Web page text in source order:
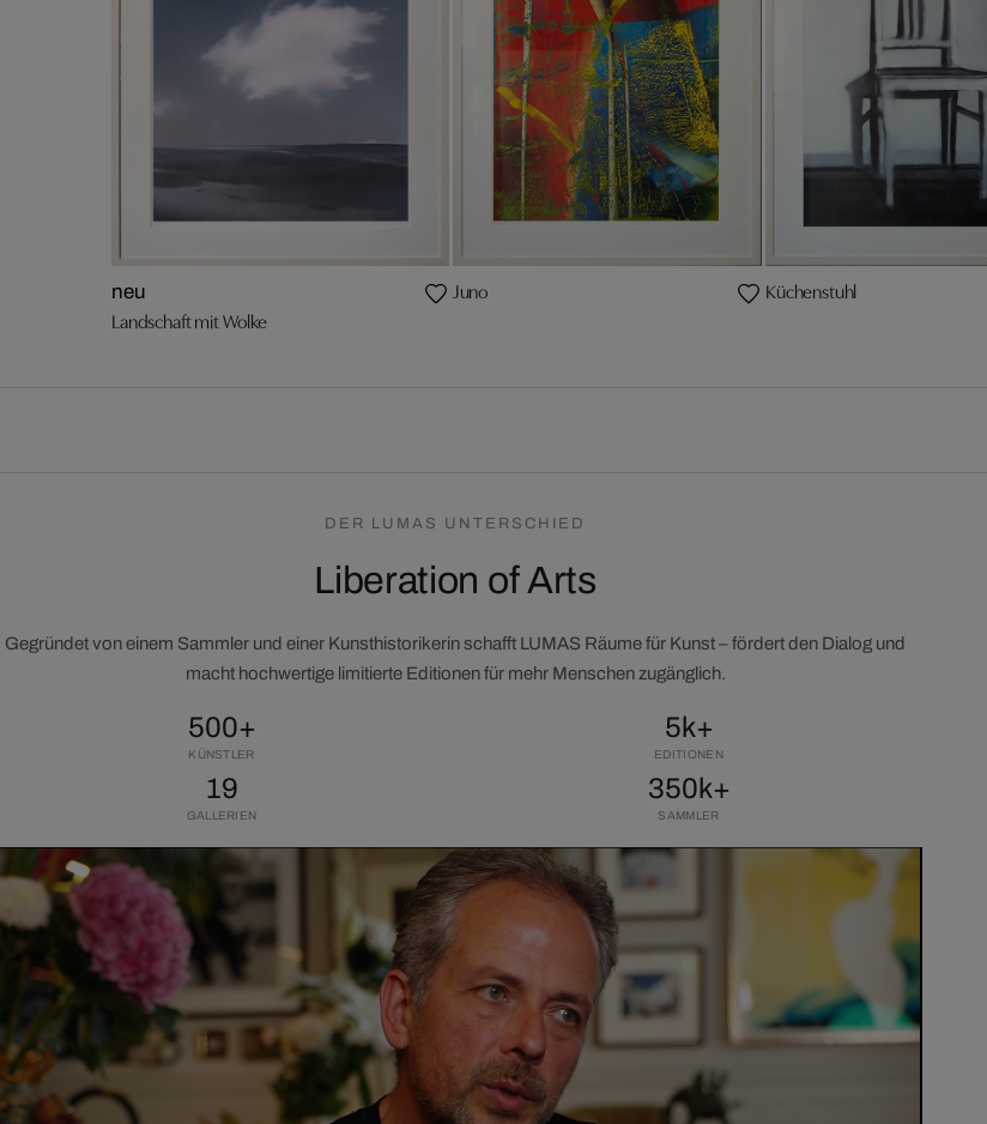
neu
Landschaft mit Wolke
Juno Küchenstuhl
DER LUMAS UNTERSCHIED
Liberation of Arts
Gegründet von einem Sammler und einer Kunsthistorikerin schafft LUMAS Räume für Kunst – fördert den Dialog und
macht hochwertige limitierte Editionen für mehr Menschen zugänglich.
500+
KÜNSTLER
5k+
EDITIONEN
19
GALLERIEN
350k+
SAMMLER